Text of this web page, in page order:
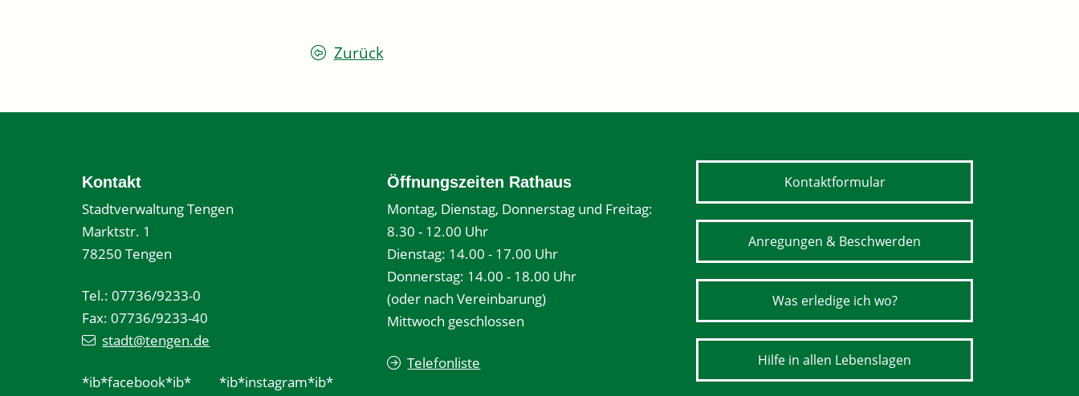
Zurück
Kontakt
Stadtverwaltung Tengen
Marktstr. 1
78250 Tengen
Tel.: 07736/9233-0
Fax: 07736/9233-40
stadt@tengen.de
*ib*facebook*ib*
*ib*instagram*ib*
Öffnungszeiten Rathaus
Montag, Dienstag, Donnerstag und Freitag:
8.30 - 12.00 Uhr
Dienstag: 14.00 - 17.00 Uhr
Donnerstag: 14.00 - 18.00 Uhr
(oder nach Vereinbarung)
Mittwoch geschlossen
Telefonliste
Kontaktformular
Anregungen & Beschwerden
Was erledige ich wo?
Hilfe in allen Lebenslagen